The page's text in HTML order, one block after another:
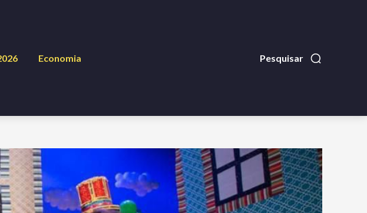
Pesquisar
Economia